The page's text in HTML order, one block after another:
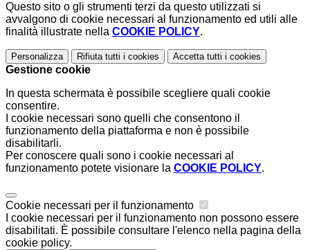
Questo sito o gli strumenti terzi da questo utilizzati si
avvalgono di cookie necessari al funzionamento ed utili alle
finalità illustrate nella COOKIE POLICY.
Personalizza Rifiuta tutti i cookies Accetta tutti i cookies
Gestione cookie
In questa schermata è possibile scegliere quali cookie
consentire.
I cookie necessari sono quelli che consentono il
funzionamento della piattaforma e non è possibile
disabilitarli.
Per conoscere quali sono i cookie necessari al
funzionamento potete visionare la COOKIE POLICY.
Cookie necessari per il funzionamento
I cookie necessari per il funzionamento non possono essere
disabilitati. È possibile consultare l'elenco nella pagina della
cookie policy.